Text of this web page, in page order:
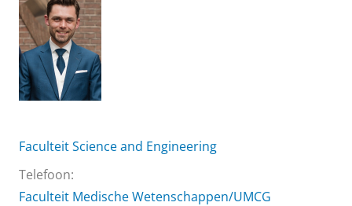
Faculteit Science and Engineering
Telefoon:
Faculteit Medische Wetenschappen/UMCG